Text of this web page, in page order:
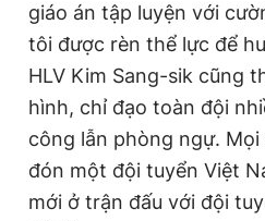
giáo án tập luyện với
tôi được rèn thể lực để
HLV Kim Sang-sik cũng
hình, chỉ đạo toàn đội
công lẫn phòng ngự.
đón một đội tuyển Việt
mới ở trận đấu với đội